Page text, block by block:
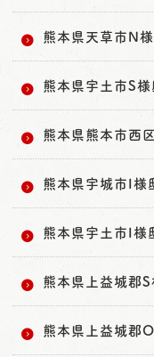
熊本県天草市N
熊本県宇土市S様
熊本県熊本市西
熊本県宇城市I様
熊本県宇土市I様
熊本県上益城郡S
熊本県上益城郡